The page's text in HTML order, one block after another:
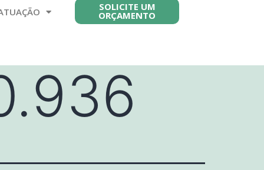
SOLICITE UM
ORÇAMENTO